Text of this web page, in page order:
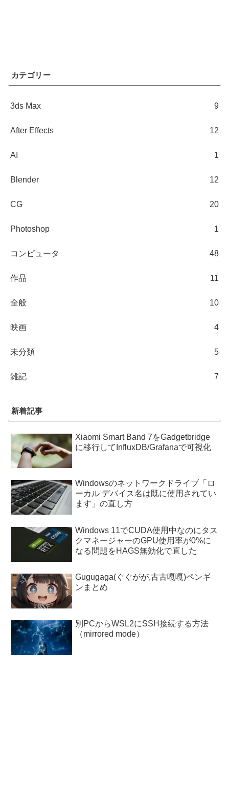
カテゴリー
3ds Max 9
After Effects 12
AI 1
Blender 12
CG 20
Photoshop 1
コンピュータ 48
作品 11
全般 10
映画 4
未分類 5
雑記 7
新着記事
Xiaomi Smart Band 7をGadgetbridge
に移行してInfluxDB/Grafanaで可視化
Windowsのネットワークドライブ「ロ
ーカル デバイス名は既に使用されてい
ます」の直し方
Windows 11でCUDA使用中なのにタス
クマネージャーのGPU使用率が0%に
なる問題をHAGS無効化で直した
Gugugaga(ぐぐがが,古古嘎嘎)ペンギ
ンまとめ
別PCからWSL2にSSH接続する方法
（mirrored mode）